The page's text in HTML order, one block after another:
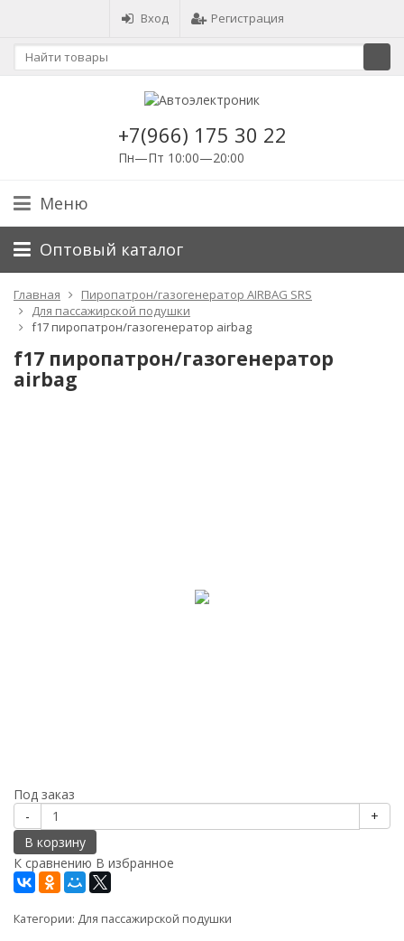
Вход Регистрация
+7(966) 175 30 22
Пн—Пт 10:00—20:00
Меню
Оптовый каталог
Главная
Пиропатрон/газогенератор AIRBAG SRS
Для пассажирской подушки
f17 пиропатрон/газогенератор airbag
f17 пиропатрон/газогенератор
airbag
Под заказ
-
+
В корзину
К сравнению В избранное
Категории: Для пассажирской подушки